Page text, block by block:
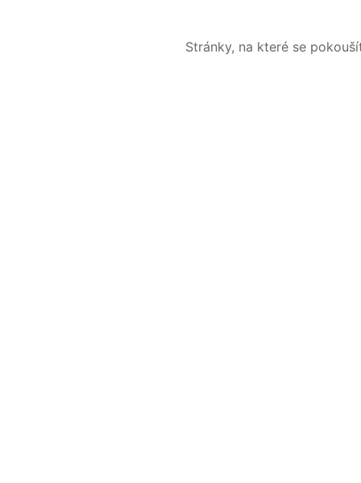
Stránky, na které se